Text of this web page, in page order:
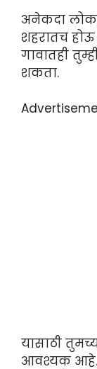
अनेकदा
शहरातच
गावातही
शकता.
यासाठी
आवश्यक आहे.